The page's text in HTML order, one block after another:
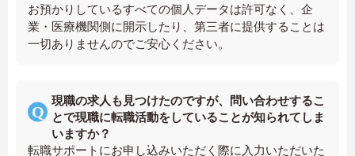
お預かりしているすべての個人データは許可なく、企
業・医療機関側に開示したり、第三者に提供することは
一切ありませんのでご安心ください。
現職の求人も見つけたのですが、問い合わせするこ
とで現職に転職活動をしていることが知られてしま
いますか？
転職サポートにお申し込みいただく際に入力いただいた